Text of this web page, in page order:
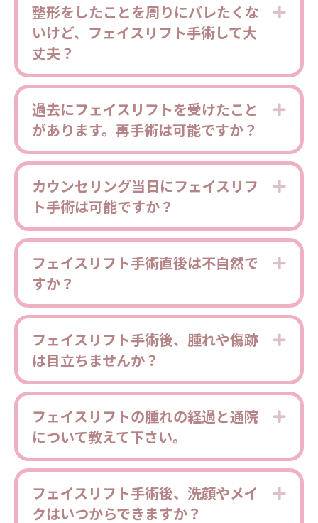
整形をしたことを周りにバレたくな
いけど、フェイスリフト手術して大
丈夫？
過去にフェイスリフトを受けたこと
があります。再手術は可能ですか？
カウンセリング当日にフェイスリフ
ト手術は可能ですか？
フェイスリフト手術直後は不自然で
すか？
フェイスリフト手術後、腫れや傷跡
は目立ちませんか？
フェイスリフトの腫れの経過と通院
について教えて下さい。
フェイスリフト手術後、洗顔やメイ
クはいつからできますか？